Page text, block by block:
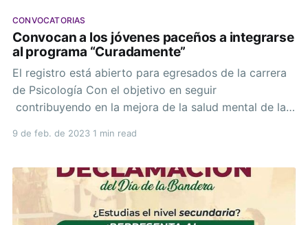
CONVOCATORIAS
Convocan a los jóvenes paceños a integrarse
al programa “Curadamente”
El registro está abierto para egresados de la carrera
de Psicología Con el objetivo en seguir
contribuyendo en la mejora de la salud mental de las
programa “Curadamente”, que desarrollan la Dirección
9 de feb. de 2023 1 min read